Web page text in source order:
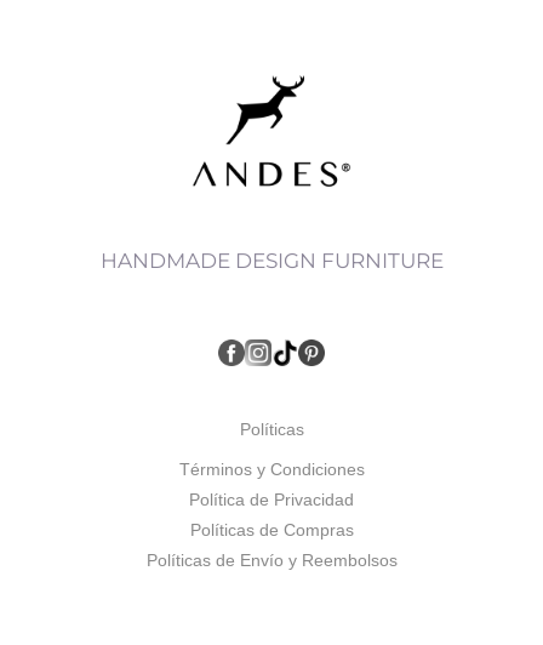
HANDMADE DESIGN FURNITURE
Políticas
Términos y Condiciones
Política de Privacidad
Políticas de Compras
Políticas de Envío y Reembolsos